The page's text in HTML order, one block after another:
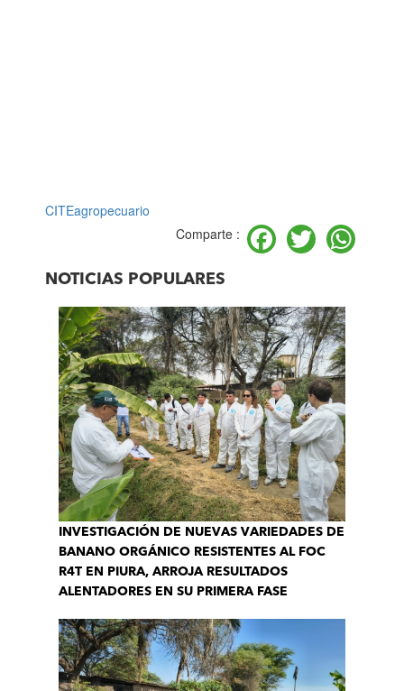
CITEagropecuario
Comparte :
Facebook
Twitter
NOTICIAS POPULARES
INVESTIGACIÓN DE NUEVAS VARIEDADES DE
BANANO ORGÁNICO RESISTENTES AL FOC
R4T EN PIURA, ARROJA RESULTADOS
ALENTADORES EN SU PRIMERA FASE